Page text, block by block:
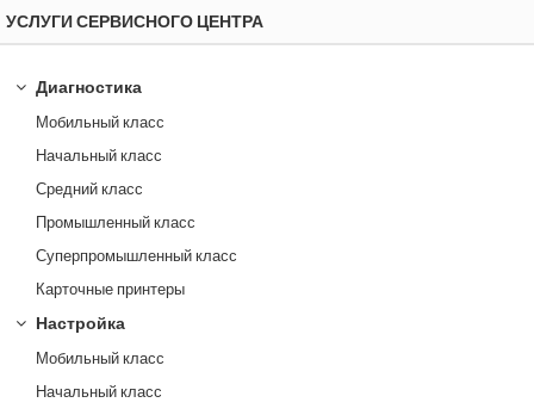
УСЛУГИ СЕРВИСНОГО ЦЕНТРА
Диагностика
Мобильный класс
Начальный класс
Средний класс
Промышленный класс
Суперпромышленный класс
Карточные принтеры
Настройка
Мобильный класс
Начальный класс